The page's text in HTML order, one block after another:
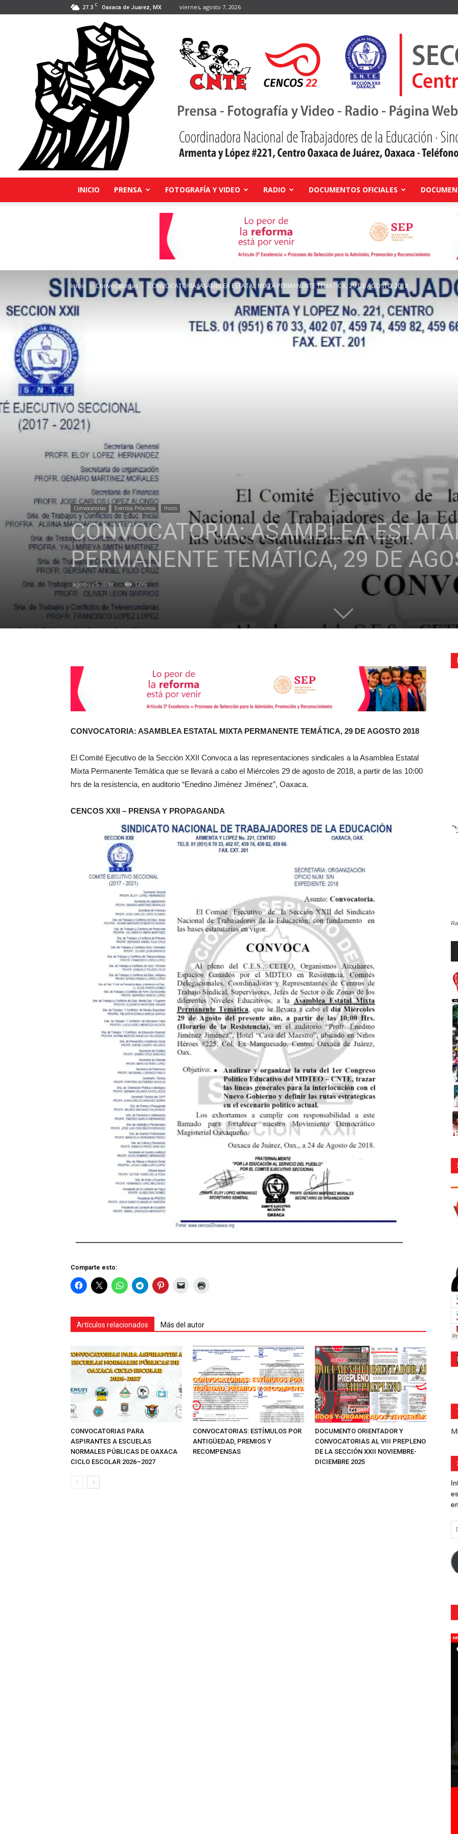
27.3 C Oaxaca de Juarez, MX viernes, agosto 7, 2026
de
Comunicación
de
la
Sección
INICIO PRENSA FOTOGRAFÍA Y VIDEO RADIO DOCUMENTOS OFICIALES
Inicio Convocatorias CONVOCATORIA: ASAMBLEA ESTATAL MIXTA PERMANENTE TEMÁTICA, 29 DE AGOSTO 2018
Convocatorias Eventos Próximos Inicio
CONVOCATORIA: ASAMBLEA
PERMANENTE TEMÁTICA, 29 DE
agosto 25, 2018 1399
CONVOCATORIA: ASAMBLEA ESTATAL MIXTA PERMANENTE TEMÁTICA, 29 DE AGOSTO 2018
El Comité Ejecutivo de la Sección XXII Convoca a las representaciones sindicales a la Asamblea Estatal
Mixta Permanente Temática que se llevará a cabo el Miércoles 29 de agosto de 2018, a partir de las 10:00
hrs de la resistencia, en auditorio “Enedino Jiménez Jiménez”, Oaxaca.
CENCOS XXII – PRENSA Y PROPAGANDA
Comparte esto:
Artículos relacionados Más del autor
CONVOCATORIAS PARA
ASPIRANTES A ESCUELAS
NORMALES PÚBLICAS DE OAXACA
CICLO ESCOLAR 2026–2027
CONVOCATORIAS: ESTÍMULOS POR
ANTIGÜEDAD, PREMIOS Y
RECOMPENSAS
DOCUMENTO ORIENTADOR Y
CONVOCATORIAS AL VIII PREPLENO
DE LA SECCIÓN XXII NOVIEMBRE-
DICIEMBRE 2025
de